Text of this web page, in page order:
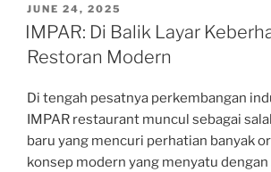
POSTED
ON
JUNE 24, 2025
IMPAR: Di Balik Layar
Restoran Modern
Di tengah pesatnya perkembangan
IMPAR restaurant muncul sebagai
baru yang mencuri perhatian banyak
konsep modern yang menyatu